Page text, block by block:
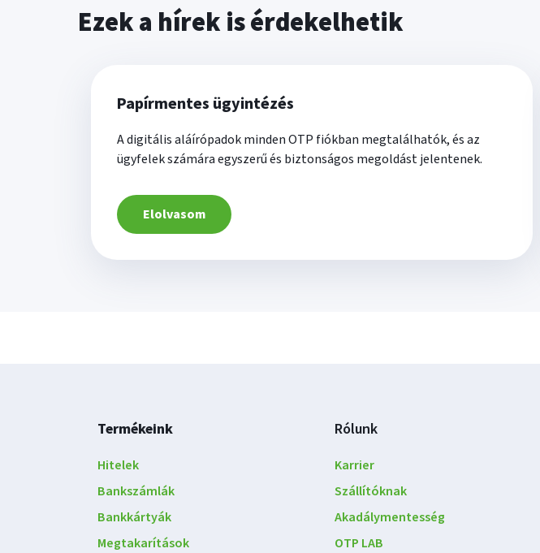
Ezek a hírek is érdekelhetik
Papírmentes ügyintézés
A digitális aláírópadok minden OTP fiókban megtalálhatók, és az
ügyfelek számára egyszerű és biztonságos megoldást jelentenek.
Elolvasom
Lábléc
navigáció
Termékeink
Hitelek
Bankszámlák
Bankkártyák
Megtakarítások
Rólunk
Karrier
Szállítóknak
Akadálymentesség
OTP LAB